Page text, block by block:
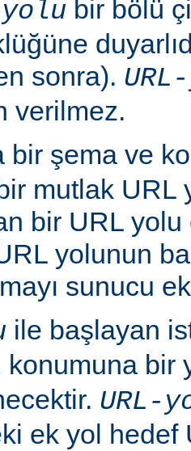
yolu bir bölü
sonra).
verilmez.
bir şema ve
mutlak URL
bir URL
yolunun
sunucu
ile başlayan
konumuna bir
URL-
ek yol hedef